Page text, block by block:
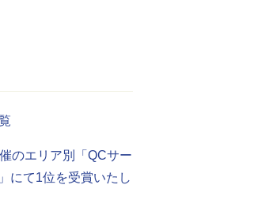
のエリア別「QCサー
にて1位を受賞いたし